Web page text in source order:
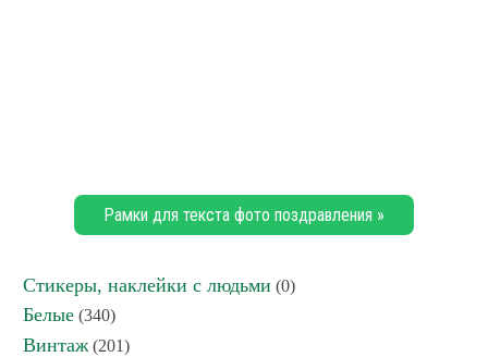
Рамки для текста фото поздравления »
Стикеры, наклейки с людьми (0)
Белые (340)
Винтаж (201)